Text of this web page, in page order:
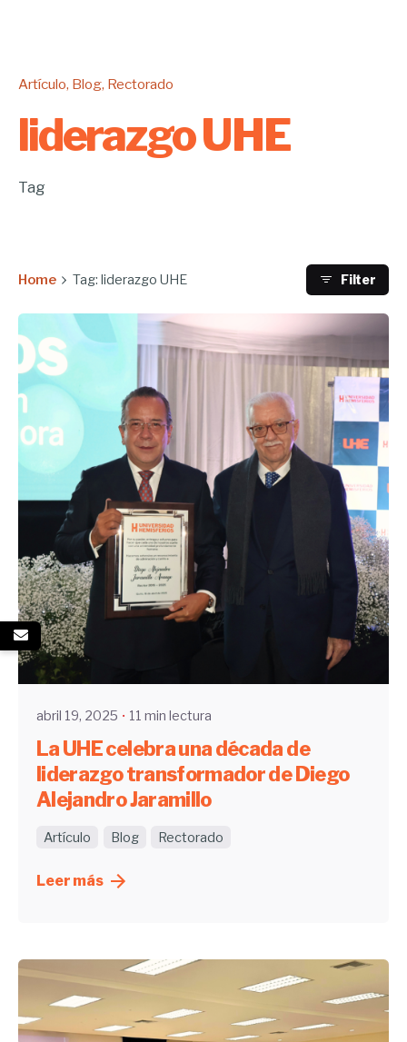
Artículo Blog Rectorado
liderazgo UHE
Tag
Home Tag: liderazgo UHE Filter
abril 19, 2025 11 min lectura
La UHE celebra una década de
liderazgo transformador de Diego
Alejandro Jaramillo
Artículo Blog Rectorado
Leer más